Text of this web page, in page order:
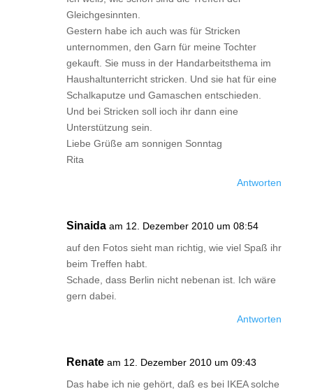
Gleichgesinnten.
Gestern habe ich auch was für Stricken
unternommen, den Garn für meine Tochter
gekauft. Sie muss in der Handarbeitsthema im
Haushaltunterricht stricken. Und sie hat für eine
Schalkaputze und Gamaschen entschieden.
Und bei Stricken soll ioch ihr dann eine
Unterstützung sein.
Liebe Grüße am sonnigen Sonntag
Rita
Antworten
Sinaida am 12. Dezember 2010 um 08:54
auf den Fotos sieht man richtig, wie viel Spaß ihr
beim Treffen habt.
Schade, dass Berlin nicht nebenan ist. Ich wäre
gern dabei.
Antworten
Renate am 12. Dezember 2010 um 09:43
Das habe ich nie gehört, daß es bei IKEA solche